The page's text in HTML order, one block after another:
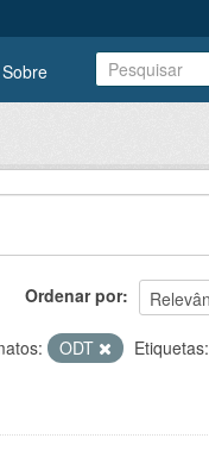
Sobre
Ordenar por
ODT
Etiquetas: